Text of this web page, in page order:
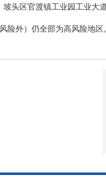
坡头区官渡镇工业园工业大
险外）仍全部为高风险地区